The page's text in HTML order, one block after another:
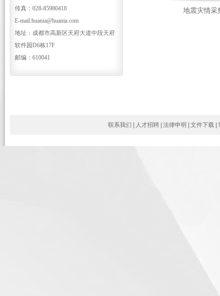
传真：028-85980418
E-mail:huania@huania.com
地址：成都市高新区天府大道中段天府
软件园D6栋17F
邮编：610041
地震灾情采
联系我们 人才招聘 法律申明 文件下载